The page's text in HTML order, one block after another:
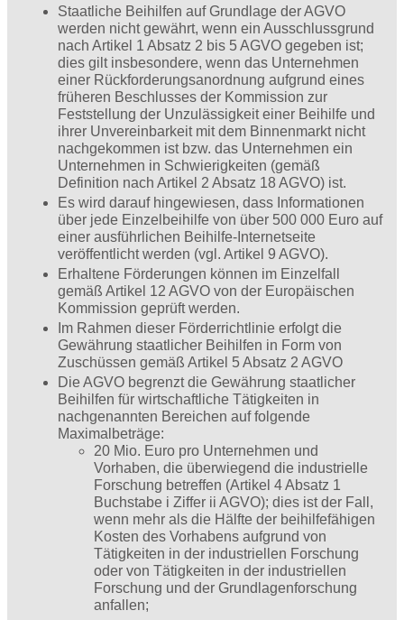
Staatliche Beihilfen auf Grundlage der AGVO
werden nicht gewährt, wenn ein Ausschlussgrund
nach Artikel 1 Absatz 2 bis 5 AGVO gegeben ist;
dies gilt insbesondere, wenn das Unternehmen
einer Rückforderungsanordnung aufgrund eines
früheren Beschlusses der Kommission zur
Feststellung der Unzulässigkeit einer Beihilfe und
ihrer Unvereinbarkeit mit dem Binnenmarkt nicht
nachgekommen ist bzw. das Unternehmen ein
Unternehmen in Schwierigkeiten (gemäß
Definition nach Artikel 2 Absatz 18 AGVO) ist.
Es wird darauf hingewiesen, dass Informationen
über jede Einzelbeihilfe von über 500 000 Euro auf
einer ausführlichen Beihilfe-Internetseite
veröffentlicht werden (vgl. Artikel 9 AGVO).
Erhaltene Förderungen können im Einzelfall
gemäß Artikel 12 AGVO von der Europäischen
Kommission geprüft werden.
Im Rahmen dieser Förderrichtlinie erfolgt die
Gewährung staatlicher Beihilfen in Form von
Zuschüssen gemäß Artikel 5 Absatz 2 AGVO
Die AGVO begrenzt die Gewährung staatlicher
Beihilfen für wirtschaftliche Tätigkeiten in
nachgenannten Bereichen auf folgende
Maximalbeträge:
20 Mio. Euro pro Unternehmen und
Vorhaben, die überwiegend die industrielle
Forschung betreffen (Artikel 4 Absatz 1
Buchstabe i Ziffer ii AGVO); dies ist der Fall,
wenn mehr als die Hälfte der beihilfefähigen
Kosten des Vorhabens aufgrund von
Tätigkeiten in der industriellen Forschung
oder von Tätigkeiten in der industriellen
Forschung und der Grundlagenforschung
anfallen;